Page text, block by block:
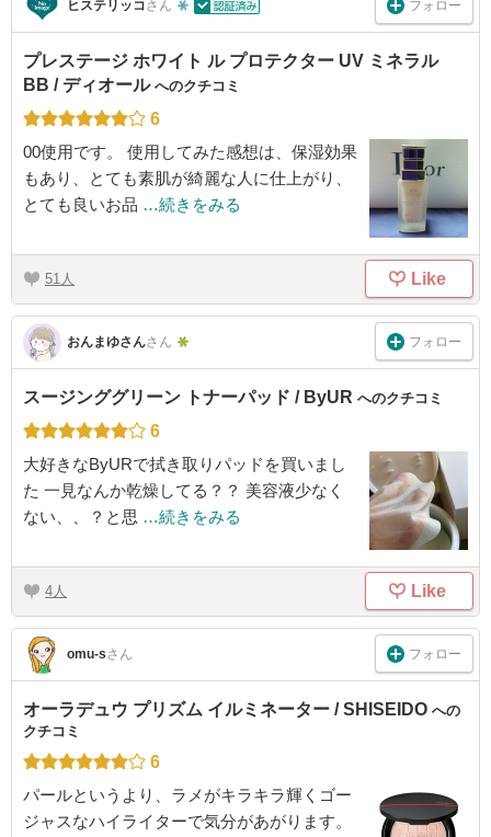
ヒステリッコさん フォロー
プレステージ ホワイト ル プロテクター UV ミネラル
BB / ディオール へのクチコミ
6
00使用です。 使用してみた感想は、保湿効果
もあり、とても素肌が綺麗な人に仕上がり、
とても良いお品 …続きをみる
51 Like
おんまゆさんさん フォロー
スージンググリーン トナーパッド / ByUR へのクチコミ
6
大好きなByURで拭き取りパッドを買いまし
た 一見なんか乾燥してる？？ 美容液少なく
ない、、？と思 …続きをみる
4 Like
omu-sさん フォロー
オーラデュウ プリズム イルミネーター / SHISEIDO への
クチコミ
6
パールというより、ラメがキラキラ輝くゴー
ジャスなハイライターで気分があがります。